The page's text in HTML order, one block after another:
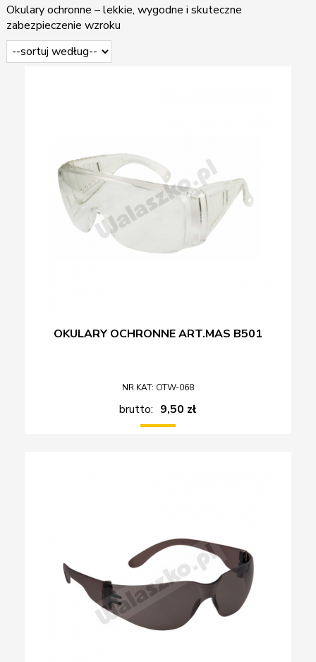
Okulary ochronne – lekkie, wygodne i skuteczne
zabezpieczenie wzroku
OKULARY OCHRONNE ART.MAS B501
NR KAT: OTW-068
brutto: 9,50 zł